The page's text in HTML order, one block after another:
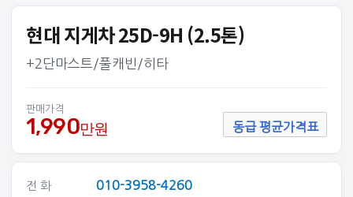
현대 지게차 25D-9H (2.5톤)
+2단마스트/풀캐빈/히타
판매가격
1,990만원 동급 평균가격표
전 화 010-3958-4260